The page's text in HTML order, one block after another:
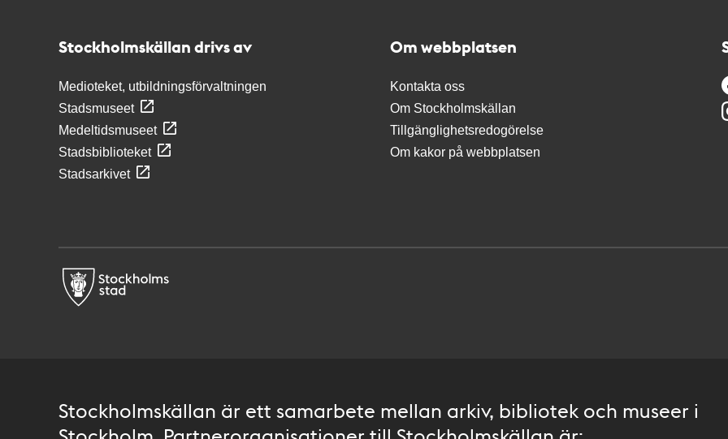
Stockholmskällan drivs av
Medioteket, utbildningsförvaltningen
Stadsmuseet
Medeltidsmuseet
Stadsbiblioteket
Stadsarkivet
Om webbplatsen
Kontakta oss
Om Stockholmskällan
Tillgänglighetsredogörelse
Om kakor på webbplatsen
Stockholmskällan är ett samarbete mellan arkiv, bibliotek och museer i